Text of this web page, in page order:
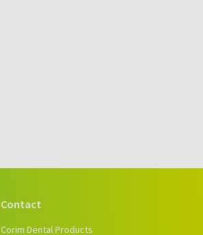
Contact
Corim Dental Products